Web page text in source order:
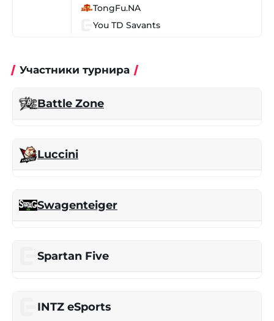
TongFu.NA
You TD Savants
Участники турнира
Battle Zone
Luccini
Swagenteiger
Spartan Five
INTZ eSports